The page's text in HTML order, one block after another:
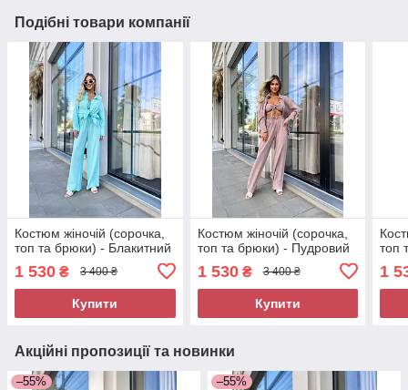
Подібні товари компанії
Костюм жіночій (сорочка,
топ та брюки) - Блакитний
1 530 ₴ 3 400 ₴
Купити
Костюм жіночій (сорочка,
топ та брюки) - Пудровий
1 530₴ 3 400 ₴
Купити
топ
1
Акційні пропозиції та новинки
–55% –55%